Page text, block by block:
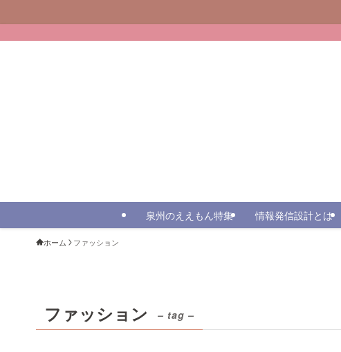
泉州のええもん特集 情報発信設計とは
ホーム ファッション
ファッション – tag –